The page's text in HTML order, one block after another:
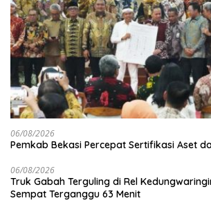
06/08/2026
Pemkab Bekasi Percepat Sertifikasi Aset
06/08/2026
Truk Gabah Terguling di Rel
Sempat Terganggu 63 Menit